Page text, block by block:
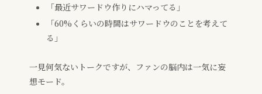
「最近サワードウ作りにハマってる」
「60%くらいの時間はサワードウのことを考えて
る」
一見何気ないトークですが、ファンの脳内は一気に妄
想モード。